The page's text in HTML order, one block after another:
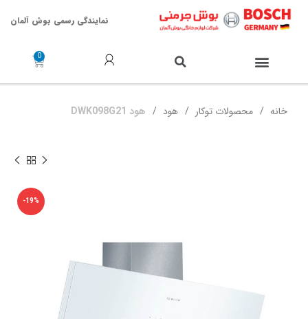
نمایندگی رسمی بوش آلمان
خانه محصولات توکار هود هود DWK098G21
-19%